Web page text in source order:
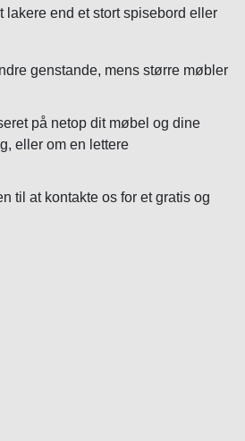
lakere end et stort spisebord eller
genstande, mens større møbler
på netop dit møbel og dine
eller om en lettere
til at kontakte os for et gratis og